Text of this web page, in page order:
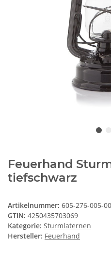
Feuerhand
tiefschwarz
Artikelnummer: 605-276-005-
GTIN: 4250435703069
Kategorie: Sturmlaternen
Hersteller: Feuerhand